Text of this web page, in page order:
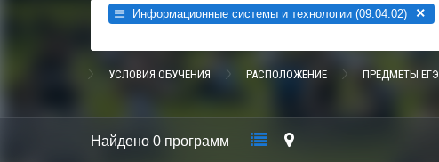
Информационные системы и технологии (09.04.02) ×
УСЛОВИЯ ОБУЧЕНИЯ РАСПОЛОЖЕНИЕ ПРЕДМЕТЫ ЕГЭ
Найдено 0 программ